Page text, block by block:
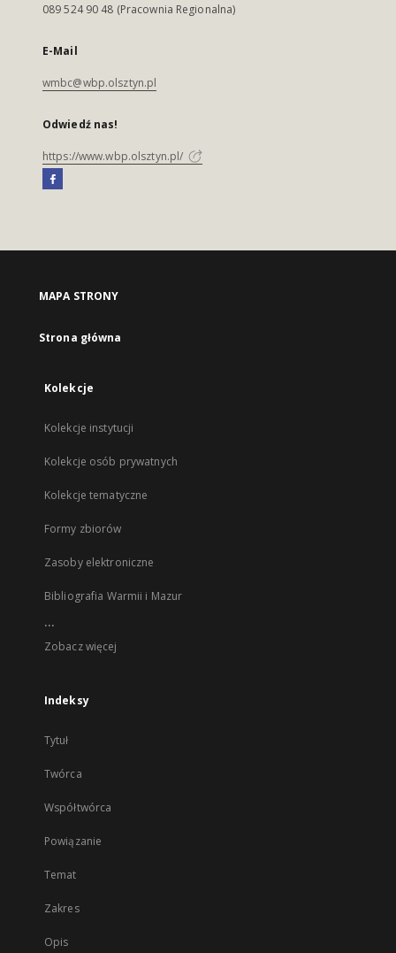
089 524 90 48 (Pracownia Regionalna)
E-Mail
wmbc@wbp.olsztyn.pl
Odwiedź nas!
https://www.wbp.olsztyn.pl/
MAPA STRONY
Strona główna
Kolekcje
Kolekcje instytucji
Kolekcje osób prywatnych
Kolekcje tematyczne
Formy zbiorów
Zasoby elektroniczne
Bibliografia Warmii i Mazur
...
Zobacz więcej
Indeksy
Tytuł
Twórca
Współtwórca
Powiązanie
Temat
Zakres
Opis